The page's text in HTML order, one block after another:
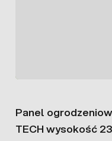
Panel
TECH wysokość